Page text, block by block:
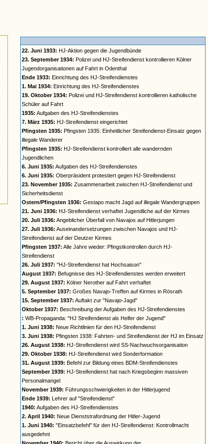
22. Juni 1933: HJ-Aktion gegen die Jugendbünde
23. September 1934: Polizei und HJ-Streifendienst kontrollieren Kölner
Jugendorganisationen auf Fahrt in Odenthal
Ende 1933: Einrichtung des HJ-Streifendienstes
1. Mai 1934: Einrichtung des HJ-Streifendienstes
19. Oktober 1934: Polizei und HJ-Streifendienst kontrollieren katholische
Schüler auf Fahrt
1935: Aufgaben des HJ-Streifendienstes
7. März 1935: HJ-Streifendienst eingerichtet
Pfingsten 1935: Pfingsten 1935: Einheitlicher Streifendienst-Einsatz gegen
illegale Wanderer
Pfingsten 1935: HJ-Streifendienst kontrolliert alle wandernden
Jugendlichen
6. Juni 1935: Aufgaben des HJ-Streifendienstes
6. Juni 1935: Oberpräsident protestiert gegen HJ-Streifendienst
23. November 1935: Zusammenarbeit zwischen HJ-Streifendienst und
Sicherheitsdienst
Ostern/Pfingsten 1936: Gestapo macht Jagd auf illegale Wandergruppen
21. Juni 1936: HJ-Streifendienst verhaftet Jugendliche auf der Kirmes
20. Juli 1936: Angeblicher Überfall von Navajos auf Hitlerjungen
27. Juli 1936: Auseinandersetzungen zwischen Navajos und HJ-
Streifendienst auf der Deutzer Kirmes
Pfingsten 1937: Alle Jahre wieder: Pfingstkontrollen durch HJ-
Streifendienst
26. Juli 1937: "HJ-Streifendienst hat Hochsaison"
August 1937: Befugnisse des HJ-Streifendienstes werden erweitert
29. August 1937: Kölner Nerother auf Fahrt verhaftet
5. September 1937: Großes Navajo-Treffen auf Kirmes in Rösrath
15. September 1937: Auftakt zur "Navajo-Jagd"
Oktober 1937: Beschreibung der Aufgaben des HJ-Streifendienstes
: WB-Propaganda: "HJ Streifendienst als Helfer der Jugend"
1. Juni 1938: Neue Richtlinien für den HJ-Streifendienst
3. Juni 1938: Pfingsten 1938: Fahrten- und Streifendienst der HJ im Einsatz
26. August 1938: HJ-Streifendienst wird SS-Nachwuchsorganisation
29. Oktober 1938: HJ-Streifendienst wird Sonderformation
31. August 1939: Befehl zur Bildung eines BDM-Streifendienstes
September 1939: HJ-Streifendienst hat nach Kriegsbeginn massiven
Personalmangel
November 1939: Führungsschwierigkeiten in der Hitlerjugend
Ende 1939: Lehrer auf "Streifendienst"
1940: Aufgaben des HJ-Streifendienstes
2. April 1940: Neue Dienststrafordnung der Hitler-Jugend
1. Juni 1940: "Einsatzbefehl" für den HJ-Streifendienst: Kontrollmacht
ausgedehnt